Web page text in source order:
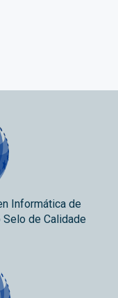
Informática de
de Calidade